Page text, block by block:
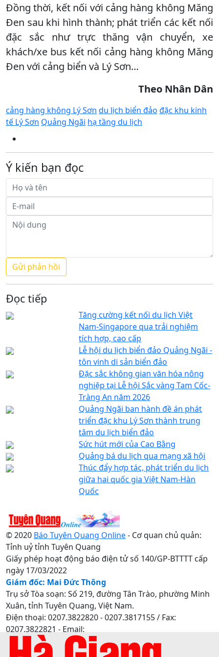
Đồng thời, kết nối với cảng hàng không Măng
Đen sau khi hình thành; phát triển các kết nối
đặc sắc như trực thăng vận chuyển, xe
khách/xe bus kết nối cảng hàng không Măng
Đen với cảng biển và Lý Sơn…
Theo Nhân Dân
cảng hàng không Lý Sơn du lịch biển đảo đặc khu kinh
tế Lý Sơn Quảng Ngãi hạ tầng du lịch
Ý kiến bạn đọc
Đọc tiếp
Tăng cường kết nối du lịch Việt
Nam-Singapore qua trải nghiệm
tích hợp, cao cấp
Lễ hội du lịch biển đảo Quảng Ngãi -
tôn vinh di sản biển đảo
Đặc sắc không gian văn hóa nông
nghiệp tại Lễ hội Sắc vàng Tam Cốc-
Tràng An năm 2026
Quảng Ngãi ban hành đề án phát
triển đặc khu Lý Sơn thành trung
tâm du lịch biển đảo
Sức hút mới của Cao Bằng
Quảng bá du lịch qua mạng xã hội
Thúc đẩy hợp tác, phát triển du lịch
giữa hai quốc gia Việt Nam-Hàn
Quốc
© 2020 Báo Tuyên Quang Online- Cơ quan chủ quản:
Tỉnh uỷ tỉnh Tuyên Quang
Giấy phép hoạt động báo điện tử số 140/GP-BTTTT cấp
ngày 17/03/2022
Giám đốc: Mai Đức Thông
Trụ sở Tòa soạn: Số 219, đường Tân Trào, phường Minh
Xuân, tỉnh Tuyên Quang, Việt Nam.
Điện thoại: 0207.3822820 - 0207.3817155 / Fax:
0207.3822821 - Email:
baotuyenquang.com.vn@gmail.com